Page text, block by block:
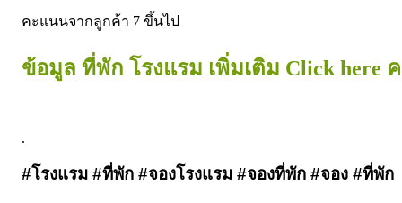
คะแนนจากลูกค้า 7 ขึ้นไป
ข้อมูล ที่พัก โรงแรม เพิ่มเติม Click here
.
#โรงแรม #ที่พัก #จองโรงแรม #จองที่พัก #จอง #ที่พั